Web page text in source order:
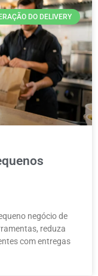
DO DELIVERY
negócio de
reduza
com entregas